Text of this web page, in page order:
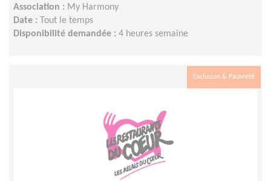
Association : My Harmony
Date : Tout le temps
Disponibilité demandée : 4 heures semaine
Exclusion & Pauvreté